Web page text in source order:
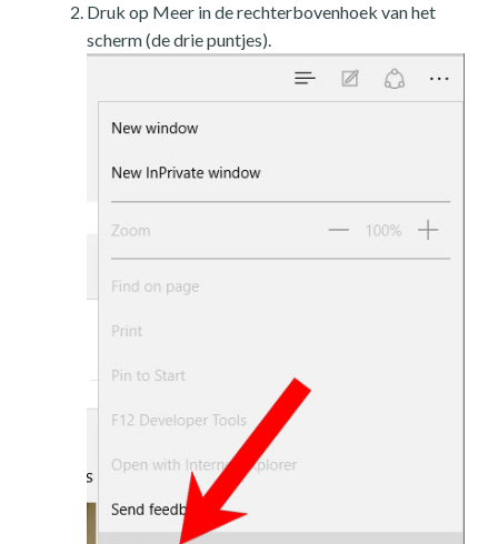
Druk op Meer in de rechterbovenhoek van het
scherm (de drie puntjes).